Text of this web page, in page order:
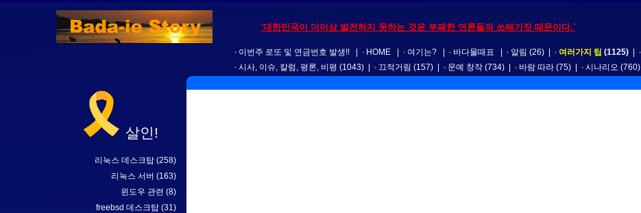
'대한민국이 더이상 발전하지 못하는 것은 부패한 언론들의 쓰레기짓 때문이다.'
이번주 로또 및 연금번호 발생!! HOME 여기는? 바다물때표 알림 (26) 여러가지 팁 (1125)
시사, 이슈, 칼럼, 평론, 비평 (1043) 끄적거림 (157) 문예 창작 (734) 바람 따라 (75) 시나리오 (760)
살인!
리눅스 데스크탑 (258)
리눅스 서버 (163)
윈도우 관련 (8)
freebsd 데스크탑 (31)